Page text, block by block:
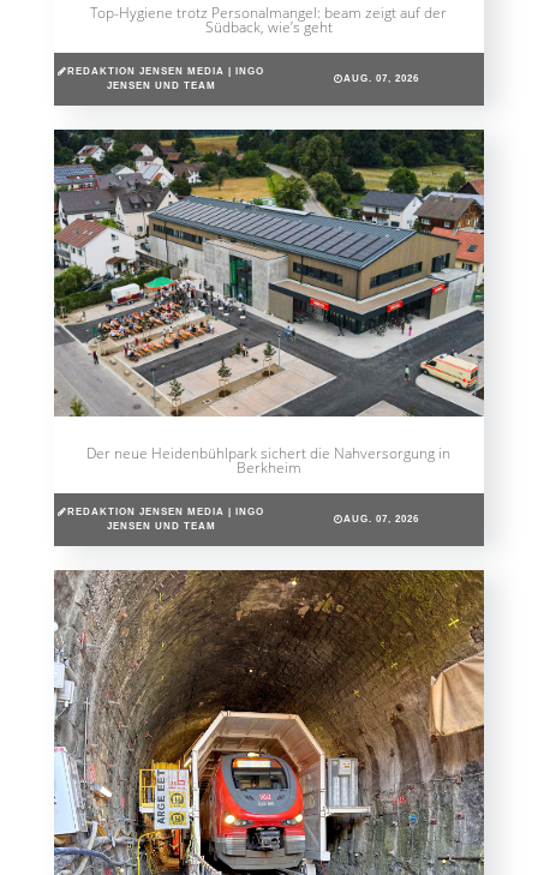
Top-Hygiene trotz Personalmangel: beam zeigt auf der
Südback, wie’s geht
REDAKTION JENSEN MEDIA | INGO
JENSEN UND TEAM
AUG. 07, 2026
Der neue Heidenbühlpark sichert die Nahversorgung in
Berkheim
REDAKTION JENSEN MEDIA | INGO
JENSEN UND TEAM
AUG. 07, 2026